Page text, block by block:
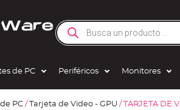
de PC Periféricos Monitores
PC / Tarjeta de Video - GPU / TARJETA DE